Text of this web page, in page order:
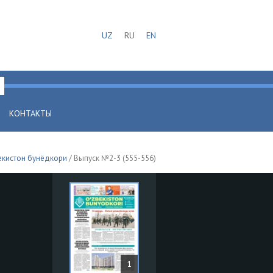
UZ RU EN
КОНТАКТЫ
бунёдкори / Выпуск №2-3 (555-556)
1